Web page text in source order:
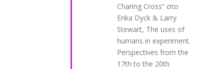
Charing Cross” στο
Erika Dyck & Larry
Stewart, The uses of
humans in experiment.
Perspectives from the
17th to the 20th